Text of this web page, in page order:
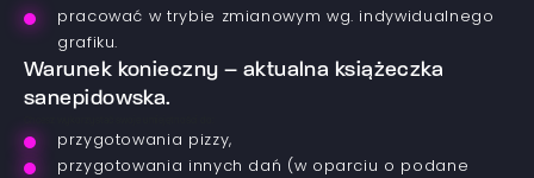
pracować w trybie zmianowym wg. indywidualnego
grafiku.
Warunek konieczny – aktualna książeczka
sanepidowska.
przygotowania pizzy,
przygotowania innych dań (w oparciu o podane